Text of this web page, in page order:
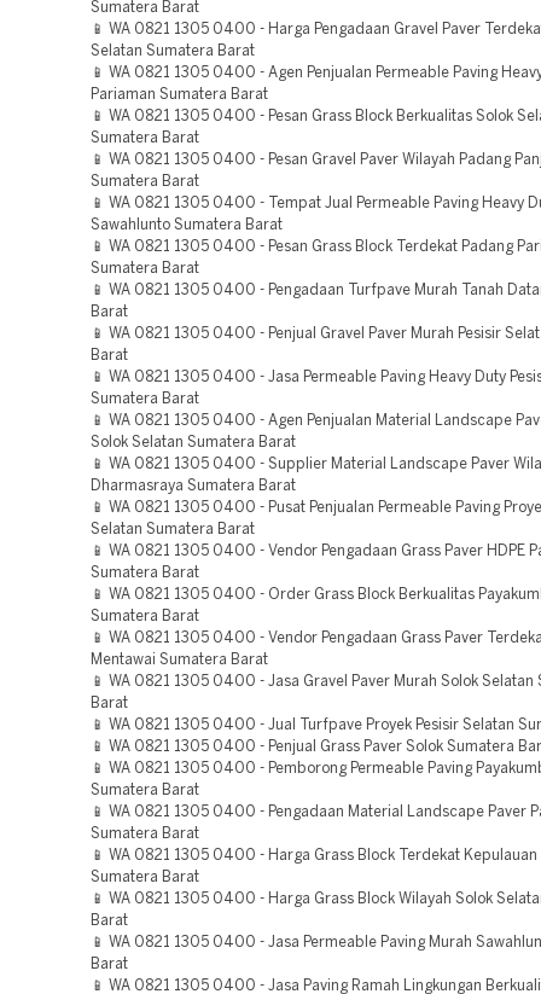
Sumatera Barat
📱 WA 0821 1305 0400 - Harga Pengadaan Gravel Paver
Selatan Sumatera Barat
📱 WA 0821 1305 0400 - Agen Penjualan Permeable Paving
Pariaman Sumatera Barat
📱 WA 0821 1305 0400 - Pesan Grass Block Berkualitas Solok
Sumatera Barat
📱 WA 0821 1305 0400 - Pesan Gravel Paver Wilayah Padang
Sumatera Barat
📱 WA 0821 1305 0400 - Tempat Jual Permeable Paving Heavy
Sawahlunto Sumatera Barat
📱 WA 0821 1305 0400 - Pesan Grass Block Terdekat Padang
Sumatera Barat
📱 WA 0821 1305 0400 - Pengadaan Turfpave Murah Tanah
Barat
📱 WA 0821 1305 0400 - Penjual Gravel Paver Murah Pesisir
Barat
📱 WA 0821 1305 0400 - Jasa Permeable Paving Heavy Duty
Sumatera Barat
📱 WA 0821 1305 0400 - Agen Penjualan Material Landscape
Solok Selatan Sumatera Barat
📱 WA 0821 1305 0400 - Supplier Material Landscape Paver
Dharmasraya Sumatera Barat
📱 WA 0821 1305 0400 - Pusat Penjualan Permeable Paving
Selatan Sumatera Barat
📱 WA 0821 1305 0400 - Vendor Pengadaan Grass Paver HDPE
Sumatera Barat
📱 WA 0821 1305 0400 - Order Grass Block Berkualitas
Sumatera Barat
📱 WA 0821 1305 0400 - Vendor Pengadaan Grass Paver
Mentawai Sumatera Barat
📱 WA 0821 1305 0400 - Jasa Gravel Paver Murah Solok Selatan
Barat
📱 WA 0821 1305 0400 - Jual Turfpave Proyek Pesisir Selatan
📱 WA 0821 1305 0400 - Penjual Grass Paver Solok Sumatera
📱 WA 0821 1305 0400 - Pemborong Permeable Paving
Sumatera Barat
📱 WA 0821 1305 0400 - Pengadaan Material Landscape Paver
Sumatera Barat
📱 WA 0821 1305 0400 - Harga Grass Block Terdekat Kepulauan
Sumatera Barat
📱 WA 0821 1305 0400 - Harga Grass Block Wilayah Solok
Barat
📱 WA 0821 1305 0400 - Jasa Permeable Paving Murah
Barat
📱 WA 0821 1305 0400 - Jasa Paving Ramah Lingkungan